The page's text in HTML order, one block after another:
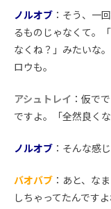
ノルオブ ：そう、一
るものじゃなくて。
なくね？」みたいな
ロウも。
アシュトレイ ：仮で
ですよ。「全然良くな
ノルオブ ：そんな感
バオバブ ：あと、な
しちゃってたんです